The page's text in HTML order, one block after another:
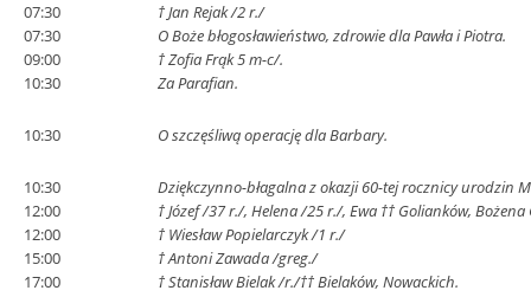
07:30
† Jan Rejak /2 r./
07:30
O Boże błogosławieństwo, zdrowie dla Pawła i Piotra.
09:00
† Zofia Frąk 5 m-c/.
10:30
10:30
Za Parafian.
O szczęśliwą operację dla Barbary.
10:30
Dziękczynno-błagalna z okazji 60-tej rocznicy urodzin
12:00
† Józef /37 r./, Helena /25 r./, Ewa †† Golianków, Bożena
12:00
† Wiesław Popielarczyk /1 r./
15:00
† Antoni Zawada /greg./
17:00
† Stanisław Bielak /r./†† Bielaków, Nowackich.